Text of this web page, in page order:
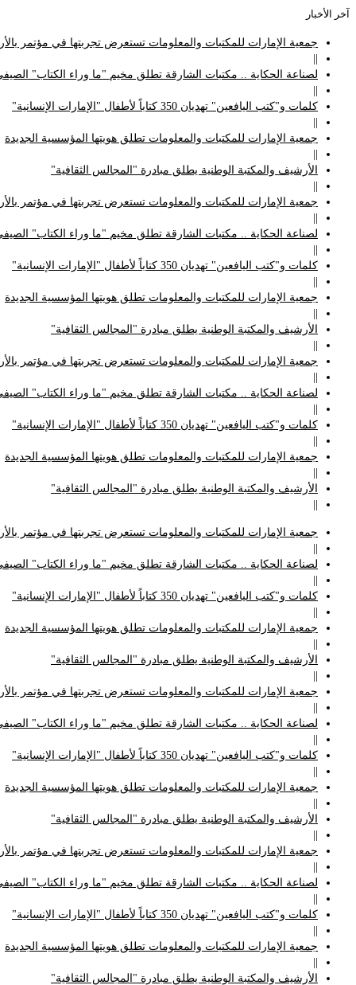
الأخبار
جمعية الإمارات للمكتبات والمعلومات تستعرض تجربتها في مؤتمر بالأردن
||
لصناعة الحكاية .. مكتبات الشارقة تطلق مخيم "ما وراء الكتاب" الصيفي
||
كلمات و"كتب اليافعين" تهديان 350 كتاباً لأطفال "الإمارات الإنسانية"
||
جمعية الإمارات للمكتبات والمعلومات تطلق هويتها المؤسسية الجديدة
||
الأرشيف والمكتبة الوطنية يطلق مبادرة "المجالس الثقافية"
||
جمعية الإمارات للمكتبات والمعلومات تستعرض تجربتها في مؤتمر بالأردن
||
لصناعة الحكاية .. مكتبات الشارقة تطلق مخيم "ما وراء الكتاب" الصيفي
||
كلمات و"كتب اليافعين" تهديان 350 كتاباً لأطفال "الإمارات الإنسانية"
||
جمعية الإمارات للمكتبات والمعلومات تطلق هويتها المؤسسية الجديدة
||
الأرشيف والمكتبة الوطنية يطلق مبادرة "المجالس الثقافية"
||
جمعية الإمارات للمكتبات والمعلومات تستعرض تجربتها في مؤتمر بالأردن
||
لصناعة الحكاية .. مكتبات الشارقة تطلق مخيم "ما وراء الكتاب" الصيفي
||
كلمات و"كتب اليافعين" تهديان 350 كتاباً لأطفال "الإمارات الإنسانية"
||
جمعية الإمارات للمكتبات والمعلومات تطلق هويتها المؤسسية الجديدة
||
الأرشيف والمكتبة الوطنية يطلق مبادرة "المجالس الثقافية"
||
جمعية الإمارات للمكتبات والمعلومات تستعرض تجربتها في مؤتمر بالأردن
||
لصناعة الحكاية .. مكتبات الشارقة تطلق مخيم "ما وراء الكتاب" الصيفي
||
كلمات و"كتب اليافعين" تهديان 350 كتاباً لأطفال "الإمارات الإنسانية"
||
جمعية الإمارات للمكتبات والمعلومات تطلق هويتها المؤسسية الجديدة
||
الأرشيف والمكتبة الوطنية يطلق مبادرة "المجالس الثقافية"
||
جمعية الإمارات للمكتبات والمعلومات تستعرض تجربتها في مؤتمر بالأردن
||
لصناعة الحكاية .. مكتبات الشارقة تطلق مخيم "ما وراء الكتاب" الصيفي
||
كلمات و"كتب اليافعين" تهديان 350 كتاباً لأطفال "الإمارات الإنسانية"
||
جمعية الإمارات للمكتبات والمعلومات تطلق هويتها المؤسسية الجديدة
||
الأرشيف والمكتبة الوطنية يطلق مبادرة "المجالس الثقافية"
||
جمعية الإمارات للمكتبات والمعلومات تستعرض تجربتها في مؤتمر بالأردن
||
لصناعة الحكاية .. مكتبات الشارقة تطلق مخيم "ما وراء الكتاب" الصيفي
||
كلمات و"كتب اليافعين" تهديان 350 كتاباً لأطفال "الإمارات الإنسانية"
||
جمعية الإمارات للمكتبات والمعلومات تطلق هويتها المؤسسية الجديدة
||
الأرشيف والمكتبة الوطنية يطلق مبادرة "المجالس الثقافية"